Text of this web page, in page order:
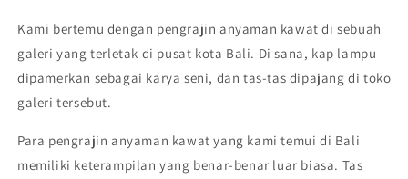
Kami bertemu dengan pengrajin anyaman kawat di sebuah
galeri yang terletak di pusat kota Bali. Di sana, kap lampu
dipamerkan sebagai karya seni, dan tas-tas dipajang di toko
galeri tersebut.
Para pengrajin anyaman kawat yang kami temui di Bali
memiliki keterampilan yang benar-benar luar biasa. Tas